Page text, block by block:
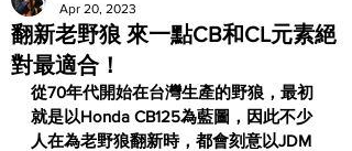
翻新老野狼 來一點CB和CL元素絕
對最適合！
Apr 20, 2023
從70年代開始在台灣生產的野狼，最初
就是以Honda CB125為藍圖，因此不少
人在為老野狼翻新時，都會刻意以JDM